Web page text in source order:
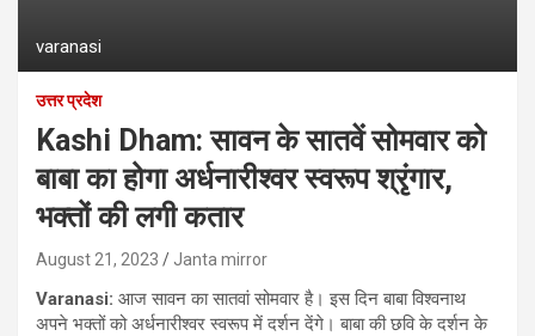
varanasi
उत्तर प्रदेश
Kashi Dham: सावन के सातवें सोमवार को
बाबा का होगा अर्धनारीश्वर स्वरूप श्रृंगार,
भक्तों की लगी कतार
August 21, 2023 Janta mirror
Varanasi: आज सावन का सातवां सोमवार है। इस दिन बाबा विश्वनाथ
अपने भक्‍तों को अर्धनारीश्वर स्वरूप में दर्शन देंगे। बाबा की छवि के दर्शन के